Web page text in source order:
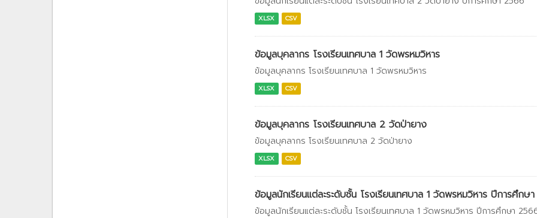
XLSX CSV
ข้อมูลบุคลากร โรงเรียนเทศบาล 1 วัดพรหมวิหาร
ข้อมูลบุคลากร โรงเรียนเทศบาล 1 วัดพรหมวิหาร
XLSX CSV
ข้อมูลบุคลากร โรงเรียนเทศบาล 2 วัดป่ายาง
ข้อมูลบุคลากร โรงเรียนเทศบาล 2 วัดป่ายาง
XLSX CSV
ข้อมูลนักเรียนแต่ละระดับชั้น โรงเรียนเทศบาล 1 วัดพรหมวิหาร ปีการศึกษ
ข้อมูลนักเรียนแต่ละระดับชั้น โรงเรียนเทศบาล 1 วัดพรหมวิหาร ปีการศึกษา